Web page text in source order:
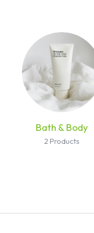
Bath & Body
2 Products